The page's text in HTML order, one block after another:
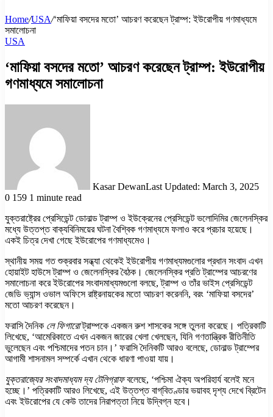
Home/USA/‘মাফিয়া বসদের মতো’ আচরণ করেছেন ট্রাম্প: ইউরোপীয় গণমাধ্যমে
সমালোচনা
USA
‘মাফিয়া বসদের মতো’ আচরণ করেছেন ট্রাম্প: ইউরোপীয়
গণমাধ্যমে সমালোচনা
Kasar DewanLast Updated: March 3, 2025
0 159 1 minute read
যুক্তরাষ্ট্রের প্রেসিডেন্ট ডোনাল্ড ট্রাম্প ও ইউক্রেনের প্রেসিডেন্ট ভলোদিমির জেলেনস্কির
মধ্যে উত্তপ্ত বাক্যবিনিময়ের ঘটনা বৈশ্বিক গণমাধ্যমে ফলাও করে প্রচার হয়েছে।
একই চিত্র দেখা গেছে ইউরোপের গণমাধ্যমেও।
স্থানীয় সময় গত শুক্রবার সন্ধ্যা থেকেই ইউরোপীয় গণমাধ্যমগুলোর প্রধান সংবাদ এখন
হোয়াইট হাউসে ট্রাম্প ও জেলেনস্কির বৈঠক। জেলেনস্কির প্রতি ট্রাম্পের আচরণের
সমালোচনা করে ইউরোপের সংবাদমাধ্যমগুলো বলছে, ট্রাম্প ও তাঁর ভাইস প্রেসিডেন্ট
জেডি ভ্যান্স ওভাল অফিসে রাষ্ট্রনায়কের মতো আচরণ করেননি, বরং ‘মাফিয়া বসদের’
মতো আচরণ করেছেন।
ফরাসি দৈনিক লে ফিগারোট্রাম্পকে একজন রুশ শাসকের সঙ্গে তুলনা করেছে। পত্রিকাটি
লিখেছে, ‘আমেরিকাতে এখন একজন জারের খেলা খেলছেন, যিনি গণতান্ত্রিক রীতিনীতি
ভুলেছেন এবং পশ্চিমাদের পতন চান।’ ফরাসি দৈনিকটি আরও বলেছে, ডোনাল্ড ট্রাম্পের
আগামী শাসনামল সম্পর্কে এখান থেকে ধারণা পাওয়া যায়।
যুক্তরাজে্যর সংবাদমাধ্যম দ্য টেলিগ্রাফবলেছে, ‘পশ্চিমা ঐক্য অপরিহার্য বলেই মনে
হচ্ছে।’ পত্রিকাটি আরও লিখেছে, এই উত্তপ্ত বাগ্‌বিতণ্ডার ভয়াবহ দৃশ্য দেখে ব্রিটেন
এবং ইউরোপের যে কেউ তাদের নিরাপত্তা নিয়ে উদ্বিগ্ন হবে।